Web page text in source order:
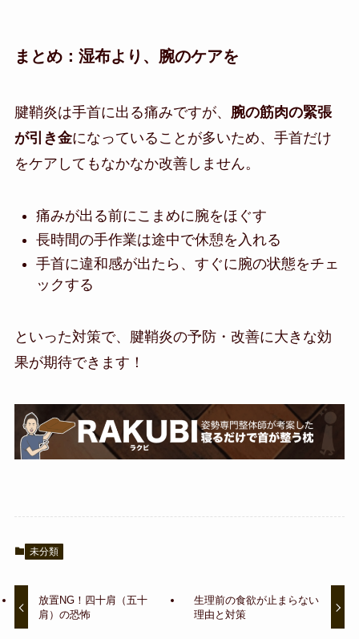
まとめ：湿布より、腕のケアを
腱鞘炎は手首に出る痛みですが、 腕の筋肉の緊張
が引き金になっていることが多いため、手首だけ
をケアしてもなかなか改善しません。
痛みが出る前にこまめに腕をほぐす
長時間の手作業は途中で休憩を入れる
手首に違和感が出たら、すぐに腕の状態をチェ
ックする
といった対策で、腱鞘炎の予防・改善に大きな効
果が期待できます！
未分類
放置NG！四十肩（五十
肩）の恐怖
生理前の食欲が止まらない
理由と対策